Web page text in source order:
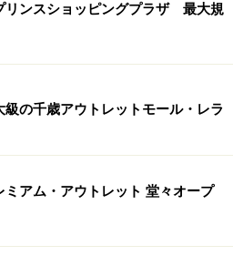
リンスショッピングプラザ 最大規
級の千歳アウトレットモール・レラ
ミアム・アウトレット 堂々オープ